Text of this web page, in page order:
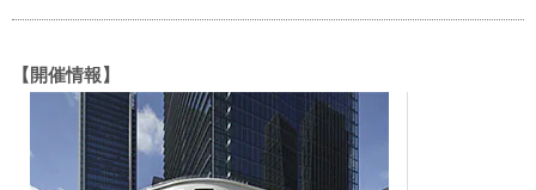
【開催情報】